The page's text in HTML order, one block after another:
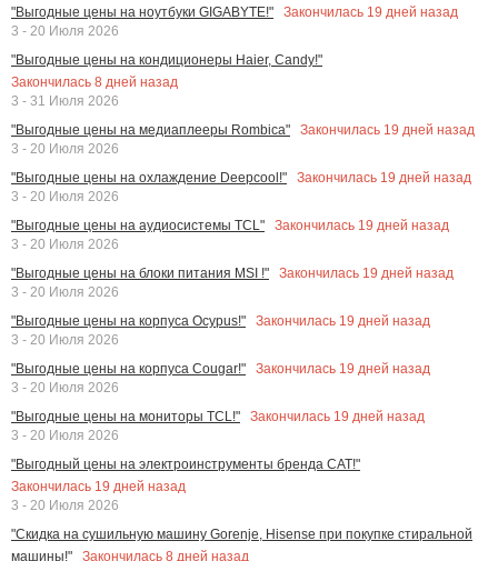
"Выгодные цены на ноутбуки GIGABYTE!"
Закончилась 19 дней назад
3 - 20 Июля 2026
"Выгодные цены на кондиционеры Haier, Candy!"
Закончилась 8 дней назад
3 - 31 Июля 2026
"Выгодные цены на медиаплееры Rombica"
Закончилась 19 дней назад
3 - 20 Июля 2026
"Выгодные цены на охлаждение Deepcool!"
Закончилась 19 дней назад
3 - 20 Июля 2026
"Выгодные цены на аудиосистемы TCL"
Закончилась 19 дней назад
3 - 20 Июля 2026
"Выгодные цены на блоки питания MSI !"
Закончилась 19 дней назад
3 - 20 Июля 2026
"Выгодные цены на корпуса Ocypus!"
Закончилась 19 дней назад
3 - 20 Июля 2026
"Выгодные цены на корпуса Cougar!"
Закончилась 19 дней назад
3 - 20 Июля 2026
"Выгодные цены на мониторы TCL!"
Закончилась 19 дней назад
3 - 20 Июля 2026
"Выгодный цены на электроинструменты бренда CAT!"
Закончилась 19 дней назад
3 - 20 Июля 2026
"Скидка на сушильную машину Gorenje, Hisense при покупке стиральной
машины!"
Закончилась 8 дней назад